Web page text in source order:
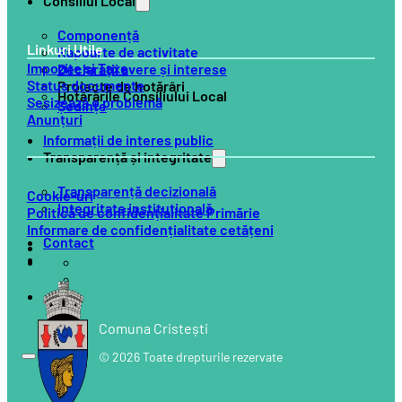
Componență
Rapoarte de activitate
Declarații avere și interese
Proiecte de hotărâri
Hotărârile Consiliului Local
Ședințe
Informații de interes public
Transparență și integritate
Transparență decizională
Integritate instituțională
Contact
Linkuri Utile
Impozite și Taxe
Status documente
Sesizează o problemă
Anunțuri
Comuna Cristești
© 2026 Toate drepturile rezervate
Cookie-uri
Politică de confidențialitate Primărie
Informare de confidențialitate cetățeni